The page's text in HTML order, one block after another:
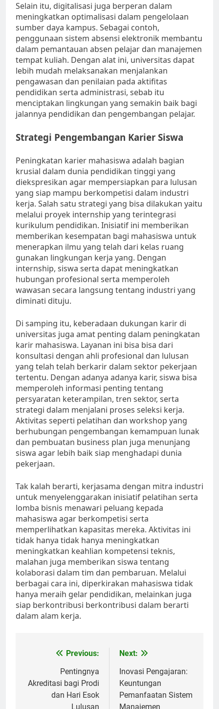
Selain itu, digitalisasi juga berperan dalam
meningkatkan optimalisasi dalam pengelolaan
sumber daya kampus. Sebagai contoh,
penggunaan sistem absensi elektronik membantu
dalam pemantauan absen pelajar dan manajemen
tempat kuliah. Dengan alat ini, universitas dapat
lebih mudah melaksanakan menjalankan
pengawasan dan penilaian pada aktifitas
pendidikan serta administrasi, sebab itu
menciptakan lingkungan yang semakin baik bagi
jalannya pendidikan dan pengembangan pelajar.
Strategi Pengembangan Karier Siswa
Peningkatan karier mahasiswa adalah bagian
krusial dalam dunia pendidikan tinggi yang
diekspresikan agar mempersiapkan para lulusan
yang siap mampu berkompetisi dalam industri
kerja. Salah satu strategi yang bisa dilakukan yaitu
melalui proyek internship yang terintegrasi
kurikulum pendidikan. Inisiatif ini memberikan
memberikan kesempatan bagi mahasiswa untuk
menerapkan ilmu yang telah dari kelas ruang
gunakan lingkungan kerja yang. Dengan
internship, siswa serta dapat meningkatkan
hubungan profesional serta memperoleh
wawasan secara langsung tentang industri yang
diminati dituju.
Di samping itu, keberadaan dukungan karir di
universitas juga amat penting dalam peningkatan
karir mahasiswa. Layanan ini bisa bisa dari
konsultasi dengan ahli profesional dan lulusan
yang telah telah berkarir dalam sektor pekerjaan
tertentu. Dengan adanya adanya karir, siswa bisa
memperoleh informasi penting tentang
persyaratan keterampilan, tren sektor, serta
strategi dalam menjalani proses seleksi kerja.
Aktivitas seperti pelatihan dan workshop yang
berhubungan pengembangan kemampuan lunak
dan pembuatan business plan juga menunjang
siswa agar lebih baik siap menghadapi dunia
pekerjaan.
Tak kalah berarti, kerjasama dengan mitra industri
untuk menyelenggarakan inisiatif pelatihan serta
lomba bisnis menawari peluang kepada
mahasiswa agar berkompetisi serta
memperlihatkan kapasitas mereka. Aktivitas ini
tidak hanya tidak hanya meningkatkan
meningkatkan keahlian kompetensi teknis,
malahan juga memberikan siswa tentang
kolaborasi dalam tim dan pembaruan. Melalui
berbagai cara ini, diperkirakan mahasiswa tidak
hanya meraih gelar pendidikan, melainkan juga
siap berkontribusi berkontribusi dalam berarti
dalam alam kerja.
navigation
Previous:
Pentingnya
Akreditasi bagi Prodi
dan Hari Esok
Lulusan
Next:
Inovasi Pengajaran:
Keuntungan
Pemanfaatan Sistem
Manajemen